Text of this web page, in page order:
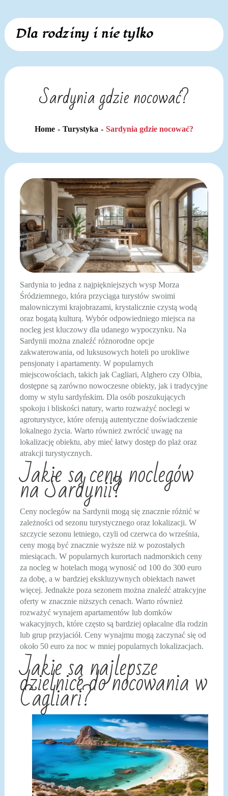
Skip
content
Dla rodziny i nie tylko
Sardynia gdzie nocować?
Home Turystyka Sardynia gdzie nocować?
Sardynia to jedna z najpiękniejszych wysp Morza
Śródziemnego, która przyciąga turystów swoimi
malowniczymi krajobrazami, krystalicznie czystą wodą
oraz bogatą kulturą. Wybór odpowiedniego miejsca na
nocleg jest kluczowy dla udanego wypoczynku. Na
Sardynii można znaleźć różnorodne opcje
zakwaterowania, od luksusowych hoteli po urokliwe
pensjonaty i apartamenty. W popularnych
miejscowościach, takich jak Cagliari, Alghero czy Olbia,
dostępne są zarówno nowoczesne obiekty, jak i tradycyjne
domy w stylu sardyńskim. Dla osób poszukujących
spokoju i bliskości natury, warto rozważyć noclegi w
agroturystyce, które oferują autentyczne doświadczenie
lokalnego życia. Warto również zwrócić uwagę na
lokalizację obiektu, aby mieć łatwy dostęp do plaż oraz
atrakcji turystycznych.
Jakie są ceny noclegów
na Sardynii?
Ceny noclegów na Sardynii mogą się znacznie różnić w
zależności od sezonu turystycznego oraz lokalizacji. W
szczycie sezonu letniego, czyli od czerwca do września,
ceny mogą być znacznie wyższe niż w pozostałych
miesiącach. W popularnych kurortach nadmorskich ceny
za nocleg w hotelach mogą wynosić od 100 do 300 euro
za dobę, a w bardziej ekskluzywnych obiektach nawet
więcej. Jednakże poza sezonem można znaleźć atrakcyjne
oferty w znacznie niższych cenach. Warto również
rozważyć wynajem apartamentów lub domków
wakacyjnych, które często są bardziej opłacalne dla rodzin
lub grup przyjaciół. Ceny wynajmu mogą zaczynać się od
około 50 euro za noc w mniej popularnych lokalizacjach.
Jakie są najlepsze
dzielnice do nocowania w
Cagliari?